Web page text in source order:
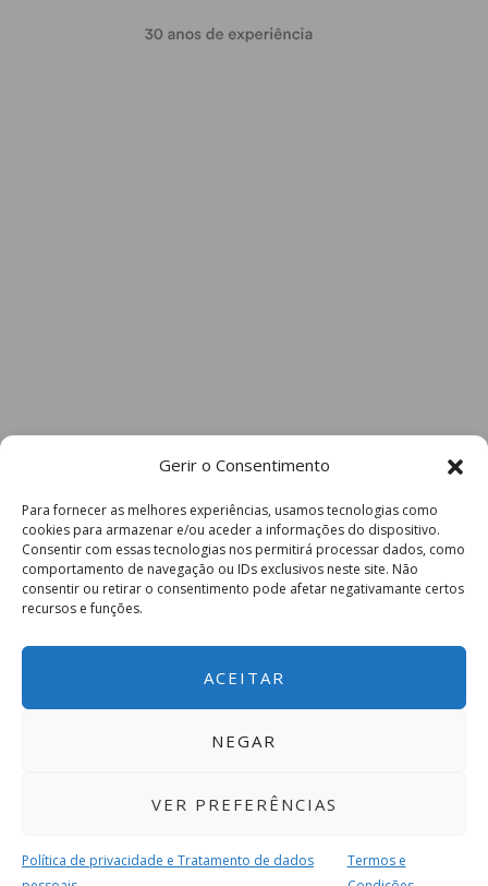
Gerir o Consentimento
Para fornecer as melhores experiências, usamos tecnologias como
cookies para armazenar e/ou aceder a informações do dispositivo.
Consentir com essas tecnologias nos permitirá processar dados, como
comportamento de navegação ou IDs exclusivos neste site. Não
consentir ou retirar o consentimento pode afetar negativamante certos
recursos e funções.
ACEITAR
NEGAR
VER PREFERÊNCIAS
Política de privacidade e Tratamento de dados
Termos e